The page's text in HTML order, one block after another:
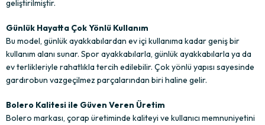
geliştirilmiştir.
Günlük Hayatta Çok Yönlü Kullanım
Bu model, günlük ayakkabılardan ev içi kullanıma kadar geniş bir
kullanım alanı sunar. Spor ayakkabılarla, günlük ayakkabılarla ya da
ev terlikleriyle rahatlıkla tercih edilebilir. Çok yönlü yapısı sayesinde
gardırobun vazgeçilmez parçalarından biri haline gelir.
Bolero Kalitesi ile Güven Veren Üretim
Bolero markası, çorap üretiminde kaliteyi ve kullanıcı memnuniyetini